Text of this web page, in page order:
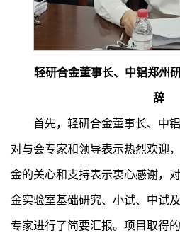
轻研合金董事长、中铝郑州
辞
首先，轻研合金董事长、中
对与会专家和领导表示热烈欢迎
金的关心和支持表示衷心感谢，
金实验室基础研究、小试、中试
专家进行了简要汇报。项目取得